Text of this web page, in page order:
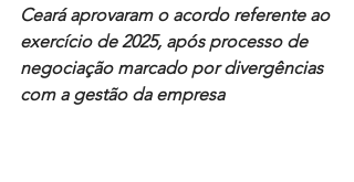
Ceará aprovaram o acordo referente ao
exercício de 2025, após processo de
negociação marcado por divergências
com a gestão da empresa